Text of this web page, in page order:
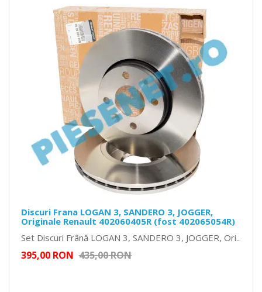
Discuri Frana LOGAN 3, SANDERO 3, JOGGER,
Originale Renault 402060405R (fost 402065054R)
Set Discuri Frână LOGAN 3, SANDERO 3, JOGGER, Ori..
395,00 RON 435,00 RON